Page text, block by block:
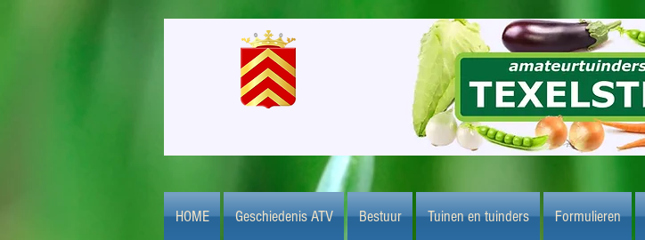
ATV Texelstroom
Texelstroomlaan 3
HOME Geschiedenis ATV Bestuur Tuinen en tuinders Formulieren